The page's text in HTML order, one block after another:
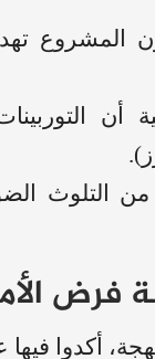
المشروع
أن
من التلوث
فرض
أكدوا فيها